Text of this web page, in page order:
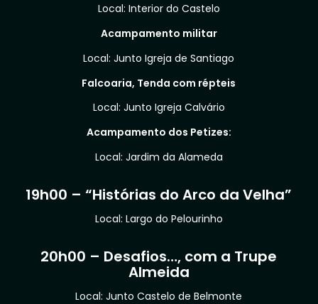
Local: Interior do Castelo
Acampamento militar
Local: Junto Igreja de Santiago
Falcoaria, Tenda com répteis
Local: Junto Igreja Calvário
Acampamento dos Petizes:
Local: Jardim da Alameda
19h00 – “Histórias do Arco da Velha”
Local: Largo do Pelourinho
20h00 – Desafios…, com a Trupe
Almeida
Local: Junto Castelo de Belmonte